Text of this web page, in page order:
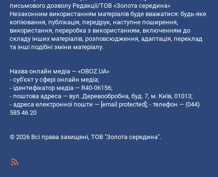
письмового дозволу Редакції/ТОВ «Золота середина»
Незаконним використанням матеріалів буде вважатися: будь-яке
копiювання, публiкацiя, передрук, наступне поширення,
використання, переробка з використанням, включенням до
складу інших матеріалів, розповсюдження, адаптація, переклад
та інші подібні зміни матеріалу.
Назва онлайн медіа — «OBOZ.UA»
- суб'єкт у сфері онлайн медіа;
- ідентифікатор медіа — R40-06156;
- поштова адреса — вул. Деревообробна, буд. 7, м. Київ, 01013;
- адреса електронної пошти — [email protected] ; - телефон — (044)
585 46 20
© 2026 Всі права захищені, ТОВ "Золота середина".